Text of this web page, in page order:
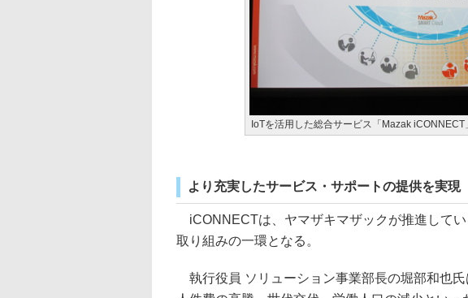
IoTを活用した総合サービス「Mazak iCONNECT」
より充実したサービス・サポートの提供を実現
iCONNECTは、ヤマザキマザックが推進して
取り組みの一環となる。
執行役員 ソリューション事業部長の堀部和也